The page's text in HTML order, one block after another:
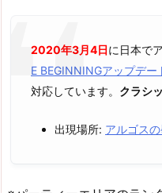
2020年3月4日に日本で
E BEGINNINGアップデー
対応しています。 クラシ
出現場所: アルゴス